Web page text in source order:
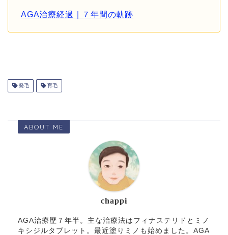
AGA治療経過｜７年間の軌跡
発毛 育毛
ABOUT ME
chappi
AGA治療歴７年半。主な治療法はフィナステリドとミノ
キシジルタブレット。最近塗りミノも始めました。AGA